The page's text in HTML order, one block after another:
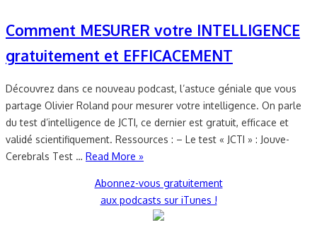
Comment MESURER votre INTELLIGENCE
gratuitement et EFFICACEMENT
Découvrez dans ce nouveau podcast, l’astuce géniale que vous
partage Olivier Roland pour mesurer votre intelligence. On parle
du test d’intelligence de JCTI, ce dernier est gratuit, efficace et
validé scientifiquement. Ressources : – Le test « JCTI » : Jouve-
Cerebrals Test … Read More »
Abonnez-vous gratuitement
aux podcasts sur iTunes !